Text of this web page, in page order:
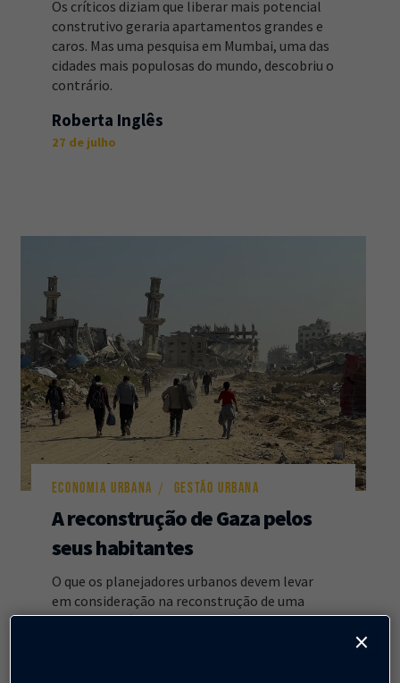
Os críticos diziam que liberar mais potencial
construtivo geraria apartamentos grandes e
caros. Mas uma pesquisa em Mumbai, uma das
cidades mais populosas do mundo, descobriu o
contrário.
Roberta Inglês
27 de julho
ECONOMIA URBANA GESTÃO URBANA
A reconstrução de Gaza pelos
seus habitantes
O que os planejadores urbanos devem levar
em consideração na reconstrução de uma
cidade em ruínas.
×